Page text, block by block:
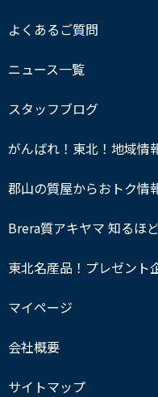
よくあるご質問
ニュース一覧
スタッフブログ
がんばれ！東北！地域情
郡山の質屋からおトク情
Brera質アキヤマ 知るほ
東北名産品！プレゼント
マイページ
会社概要
サイトマップ